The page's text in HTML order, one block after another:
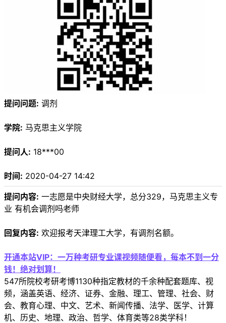
提问问题: 调剂
学院: 马克思主义学院
提问人: 18***00
时间: 2020-04-27 14:42
提问内容: 一志愿是中央财经大学，总分329，马克思主义专
业 有机会调剂吗老师
回复内容: 欢迎报考天津理工大学，有调剂名额。
开通本站VIP：一万种考研专业课视频随便看，每本不到一分
钱！绝对划算！
547所院校考研考博1130种指定教材的千余种配套题库、视
频，涵盖英语、经济、证券、金融、理工、管理、社会、财
会、教育心理、中文、艺术、新闻传播、法学、医学、计算
机、历史、地理、政治、哲学、体育类等28类学科！